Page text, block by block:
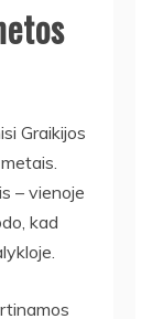
Graikijos
– vienoje
kad